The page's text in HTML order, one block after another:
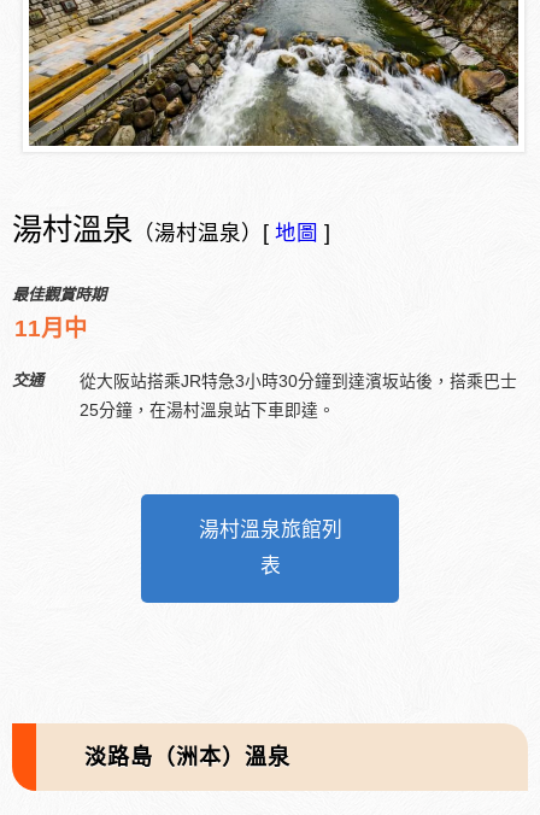
湯村溫泉 （湯村温泉）[ 地圖 ]
最佳觀賞時期
11月中
交通
從大阪站搭乘JR特急3小時30分鐘到達濱坂站後，搭乘巴士
25分鐘，在湯村溫泉站下車即達。
湯村溫泉旅館列
表
淡路島（洲本）溫泉